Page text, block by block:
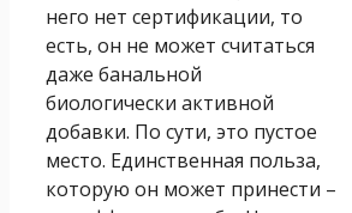
него нет сертификации, то
есть, он не может считаться
даже банальной
биологически активной
добавки. По сути, это пустое
место. Единственная польза,
которую он может принести –